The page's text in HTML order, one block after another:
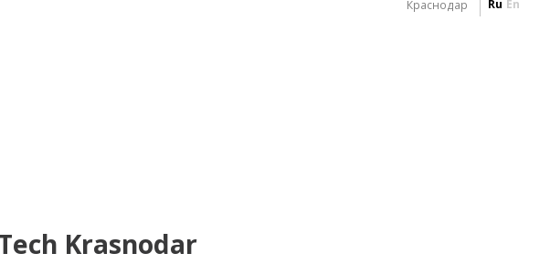
Краснодар Ru En
Krasnodar